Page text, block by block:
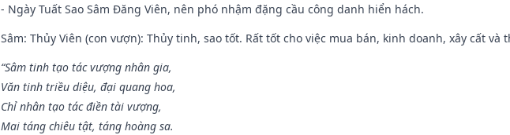
- Ngày Tuất Sao Sâm Đăng Viên, nên phó nhậm đặng cầu công danh hiển hách.
Sâm: Thủy Viên (con vượn): Thủy tinh, sao tốt. Rất tốt cho việc mua bán, kinh doanh, xây cất và
“Sâm tinh tạo tác vượng nhân gia,
Văn tinh triều diệu, đại quang hoa,
Chỉ nhân tạo tác điền tài vượng,
Mai táng chiêu tật, táng hoàng sa.